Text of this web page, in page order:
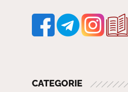
CATEGORIE